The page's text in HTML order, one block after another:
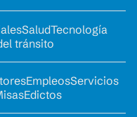
SaludTecnología
tránsito
EmpleosServicios
Edictos